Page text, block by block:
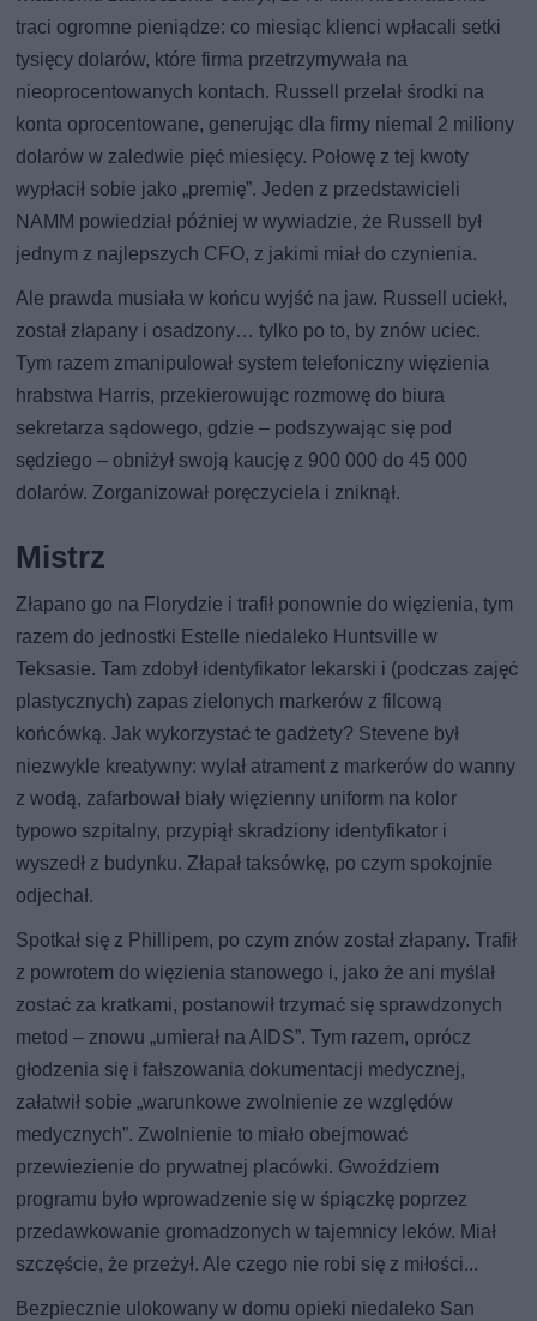
traci ogromne pieniądze: co miesiąc klienci wpłacali setki
tysięcy dolarów, które firma przetrzymywała na
nieoprocentowanych kontach. Russell przelał środki na
konta oprocentowane, generując dla firmy niemal 2 miliony
dolarów w zaledwie pięć miesięcy. Połowę z tej kwoty
wypłacił sobie jako „premię”. Jeden z przedstawicieli
NAMM powiedział później w wywiadzie, że Russell był
jednym z najlepszych CFO, z jakimi miał do czynienia.
Ale prawda musiała w końcu wyjść na jaw. Russell uciekł,
został złapany i osadzony… tylko po to, by znów uciec.
Tym razem zmanipulował system telefoniczny więzienia
hrabstwa Harris, przekierowując rozmowę do biura
sekretarza sądowego, gdzie – podszywając się pod
sędziego – obniżył swoją kaucję z 900 000 do 45 000
dolarów. Zorganizował poręczyciela i zniknął.
Mistrz
Złapano go na Florydzie i trafił ponownie do więzienia, tym
razem do jednostki Estelle niedaleko Huntsville w
Teksasie. Tam zdobył identyfikator lekarski i (podczas zajęć
plastycznych) zapas zielonych markerów z filcową
końcówką. Jak wykorzystać te gadżety? Stevene był
niezwykle kreatywny: wylał atrament z markerów do wanny
z wodą, zafarbował biały więzienny uniform na kolor
typowo szpitalny, przypiął skradziony identyfikator i
wyszedł z budynku. Złapał taksówkę, po czym spokojnie
odjechał.
Spotkał się z Phillipem, po czym znów został złapany. Trafił
z powrotem do więzienia stanowego i, jako że ani myślał
zostać za kratkami, postanowił trzymać się sprawdzonych
metod – znowu „umierał na AIDS”. Tym razem, oprócz
głodzenia się i fałszowania dokumentacji medycznej,
załatwił sobie „warunkowe zwolnienie ze względów
medycznych”. Zwolnienie to miało obejmować
przewiezienie do prywatnej placówki. Gwoździem
programu było wprowadzenie się w śpiączkę poprzez
przedawkowanie gromadzonych w tajemnicy leków. Miał
szczęście, że przeżył. Ale czego nie robi się z miłości...
Bezpiecznie ulokowany w domu opieki niedaleko San